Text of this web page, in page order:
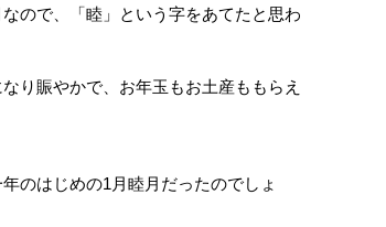
ので、「睦」という字をあてたと思わ
り賑やかで、お年玉もお土産ももらえ
のはじめの1月睦月だったのでしょ